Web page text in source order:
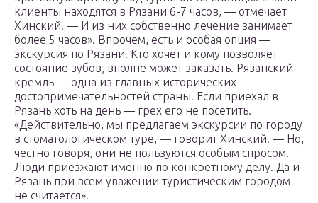
клиенты находятся в Рязани 6-7 часов, — отмечает
Хинский. — И из них собственно лечение занимает
более 5 часов». Впрочем, есть и особая опция —
экскурсия по Рязани. Кто хочет и кому позволяет
состояние зубов, вполне может заказать. Рязанский
кремль — одна из главных исторических
достопримечательностей страны. Если приехал в
Рязань хоть на день — грех его не посетить.
«Действительно, мы предлагаем экскурсии по городу
в стоматологическом туре, — говорит Хинский. — Но,
честно говоря, они не пользуются особым спросом.
Люди приезжают именно по конкретному делу. Да и
Рязань при всем уважении туристическим городом
не считается».